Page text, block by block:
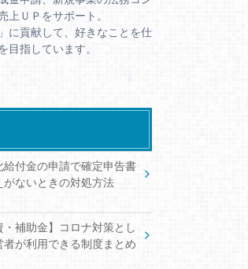
上ＵＰをサポート。
に貢献して、好きなことを仕
目指しています。
給付金の申請で確定申告書
がないときの対処方法
・補助金】コロナ対策とし
者が利用できる制度まとめ